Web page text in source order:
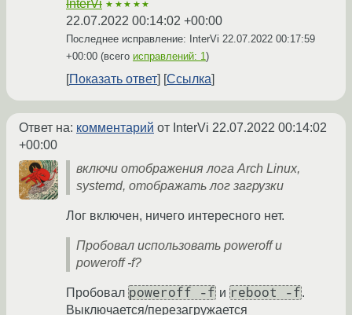
InterVi ★★★★★
22.07.2022 00:14:02 +00:00
Последнее исправление: InterVi 22.07.2022 00:17:59
+00:00 (всего исправлений: 1)
Показать ответ Ссылка
Ответ на: комментарий от InterVi 22.07.2022 00:14:02
+00:00
включи отображения лога Arch Linux,
systemd, отображать лог загрузки
Лог включен, ничего интересного нет.
Пробовал использовать poweroff и
poweroff -f?
Пробовал poweroff -f и reboot -f.
Выключается/перезагружается